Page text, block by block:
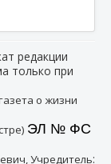
редакции
только при
о жизни
ЭЛ № ФС
Учредитель: